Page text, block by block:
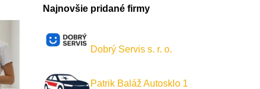
Najnovšie pridané firmy
Dobrý Servis s. r. o.
Patrik Baláž Autosklo 1